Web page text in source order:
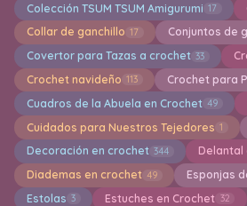
Colección TSUM TSUM Amigurumi 17
Collar de ganchillo 17 Conjuntos de
Covertor para Tazas a crochet 33
Crochet navideño 113 Crochet para
Cuadros de la Abuela en Crochet 49
Cuidados para Nuestros Tejedores 1
Decoración en crochet 344 Delantal
Diademas en crochet 49 Esponjas
Estolas 3 Estuches en Crochet 32